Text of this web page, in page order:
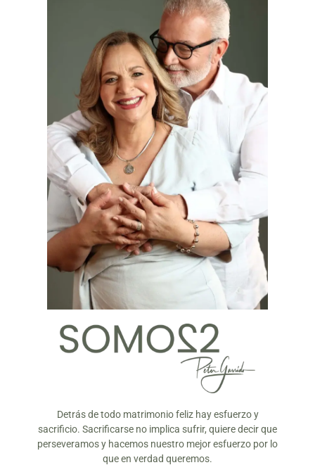
Detrás de todo matrimonio feliz hay esfuerzo y
sacrificio. Sacrificarse no implica sufrir, quiere decir que
perseveramos y hacemos nuestro mejor esfuerzo por lo
que en verdad queremos.